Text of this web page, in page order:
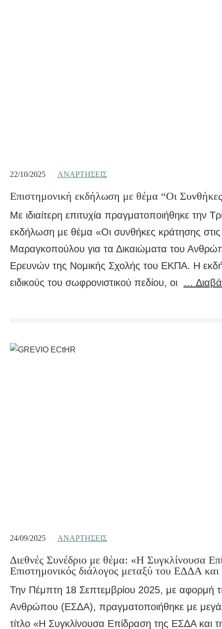
22/10/2025 ΑΝΑΡΤΉΣΕΙΣ
Eπιστημονική εκδήλωση με θέμα “Οι
Με ιδιαίτερη επιτυχία πραγματοποιήθηκε
εκδήλωση με θέμα «Οι συνθήκες κράτησης
Μαραγκοπούλου για τα Δικαιώματα του
Ερευνών της Νομικής Σχολής του ΕΚΠΑ. Η
ειδικούς του σωφρονιστικού πεδίου, οι …
24/09/2025 ΑΝΑΡΤΉΣΕΙΣ
Διεθνές Συνέδριο με θέμα: «Η Συγκλίνουσα
Επιστημονικός διάλογος μεταξύ του ΕΔΔΑ
Την Πέμπτη 18 Σεπτεμβρίου 2025, με αφορμή
Ανθρώπου (ΕΣΔΑ), πραγματοποιήθηκε με
τίτλο «Η Συγκλίνουσα Επίδραση της ΕΣΔΑ και